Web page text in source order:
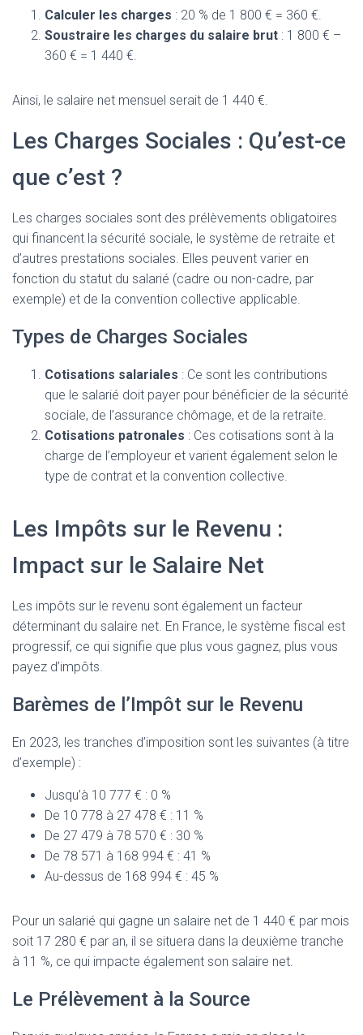
Calculer les charges : 20 % de 1 800 € = 360 €.
Soustraire les charges du salaire brut : 1 800 € –
360 € = 1 440 €.
Ainsi, le salaire net mensuel serait de 1 440 €.
Les Charges Sociales : Qu’est-ce
que c’est ?
Les charges sociales sont des prélèvements obligatoires
qui financent la sécurité sociale, le système de retraite et
d’autres prestations sociales. Elles peuvent varier en
fonction du statut du salarié (cadre ou non-cadre, par
exemple) et de la convention collective applicable.
Types de Charges Sociales
Cotisations salariales : Ce sont les contributions
que le salarié doit payer pour bénéficier de la sécurité
sociale, de l’assurance chômage, et de la retraite.
Cotisations patronales : Ces cotisations sont à la
charge de l’employeur et varient également selon le
type de contrat et la convention collective.
Les Impôts sur le Revenu :
Impact sur le Salaire Net
Les impôts sur le revenu sont également un facteur
déterminant du salaire net. En France, le système fiscal est
progressif, ce qui signifie que plus vous gagnez, plus vous
payez d’impôts.
Barèmes de l’Impôt sur le Revenu
En 2023, les tranches d’imposition sont les suivantes (à titre
d’exemple) :
Jusqu’à 10 777 € : 0 %
De 10 778 à 27 478 € : 11 %
De 27 479 à 78 570 € : 30 %
De 78 571 à 168 994 € : 41 %
Au-dessus de 168 994 € : 45 %
Pour un salarié qui gagne un salaire net de 1 440 € par mois
soit 17 280 € par an, il se situera dans la deuxième tranche
à 11 %, ce qui impacte également son salaire net.
Le Prélèvement à la Source